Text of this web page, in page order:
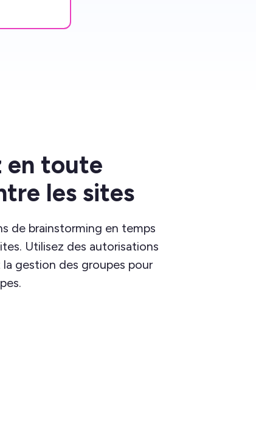
en toute
les sites
de brainstorming en temps
Utilisez des autorisations
la gestion des groupes pour